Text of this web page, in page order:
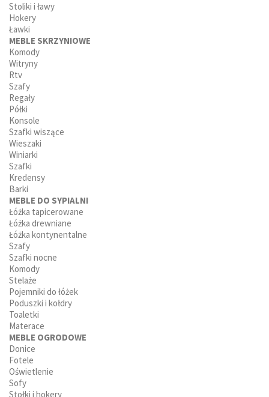
Stoliki i ławy
Hokery
Ławki
MEBLE SKRZYNIOWE
Komody
Witryny
Rtv
Szafy
Regały
Półki
Konsole
Szafki wiszące
Wieszaki
Winiarki
Szafki
Kredensy
Barki
MEBLE DO SYPIALNI
Łóżka tapicerowane
Łóżka drewniane
Łóżka kontynentalne
Szafy
Szafki nocne
Komody
Stelaże
Pojemniki do łóżek
Poduszki i kołdry
Toaletki
Materace
MEBLE OGRODOWE
Donice
Fotele
Oświetlenie
Sofy
Stołki i hokery